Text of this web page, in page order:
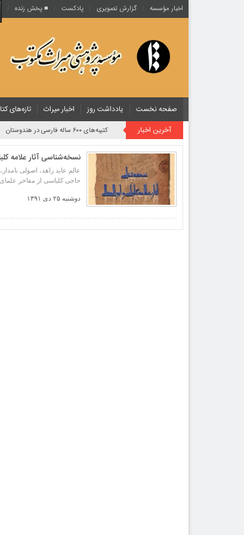
اخبار مؤسسه گزارش تصویری پادکست‌ ■ پخش زنده
صفحه نخست یادداشت روز اخبار میراث تازه‌های
آخرین اخبار
کتیبه‌های ۶۰۰ ساله فارسی در هندوستان
نسخه‌شناسی آثار علامه
عالم عابد زاهد، اصولی
حاجی کلباسی از مفاخر
دوشنبه ۲۵ دی ۱۳۹۱